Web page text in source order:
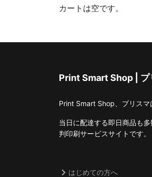
カートは空です。
Print Smart Shop | プ
Print Smart Shop、プリスマ
当日に配達する即日商品も
判印刷サービスサイトです。
はじめての方へ